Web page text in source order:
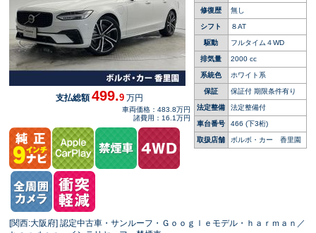
修復歴 無し
シフト ８AT
駆動 フルタイム４WD
排気量 2000 cc
系統色 ホワイト系
保証 保証付 期限条件有り
法定整備 法定整備付
車台番号 466 (下3桁)
取扱店舗 ボルボ・カー 香里園
支払総額499.9 万円
車両価格：483.8万円
諸費用：16.1万円
[関西:大阪府] 認定中古車・サンルーフ・Ｇｏｏｇｌｅモデル・ｈａｒｍａｎ／